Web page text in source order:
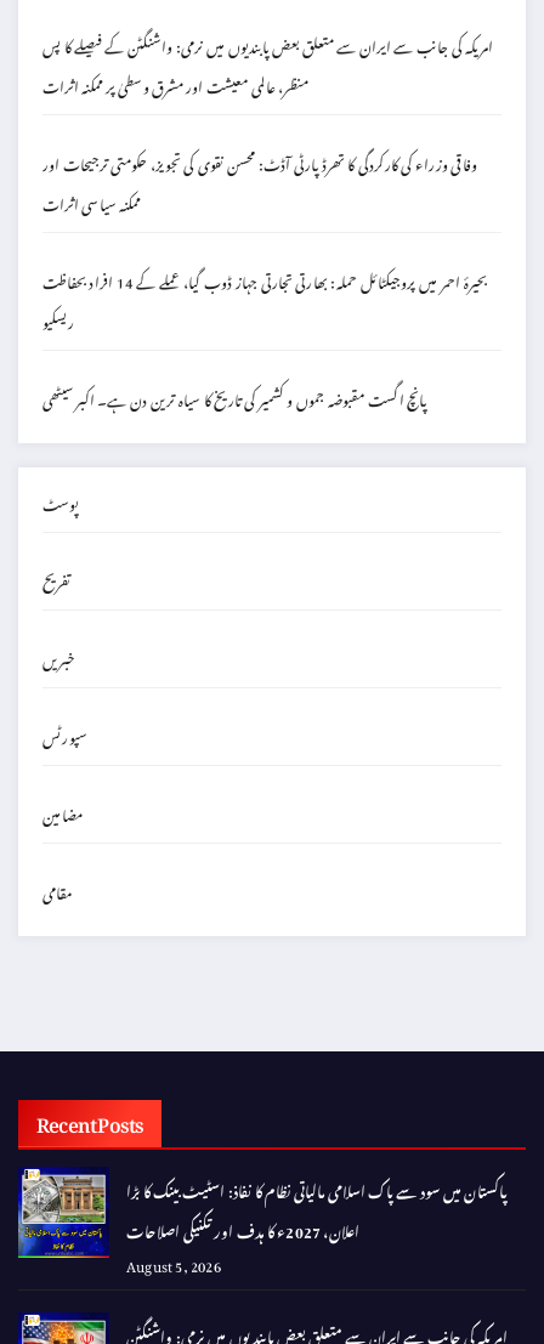
امریکہ کی جانب سے ایران سے متعلق بعض پابندیوں میں نرمی: واشنگٹن کے فیصلے کا پس
منظر، عالمی معیشت اور مشرق وسطیٰ پر ممکنہ اثرات
وفاقی وزراء کی کارکردگی کا تھرڈ پارٹی آڈٹ: محسن نقوی کی تجویز، حکومتی ترجیحات اور
ممکنہ سیاسی اثرات
بحیرۂ احمر میں پروجیکٹائل حملہ: بھارتی تجارتی جہاز ڈوب گیا، عملے کے 14 افراد بحفاظت
ریسکیو
پانچ اگست مقبوضہ جموں و کشمیر کی تاریخ کا سیاہ ترین دن ہے۔ اکبر سیٹھی
پوسٹ
تفریح
خبریں
سپورٹس
مضامین
مقامی
Recent Posts
پاکستان میں سود سے پاک اسلامی مالیاتی نظام کا نفاذ: اسٹیٹ بینک کا بڑا
اعلان، 2027ء کا ہدف اور تکنیکی اصلاحات
August 5, 2026
امریکہ کی جانب سے ایران سے متعلق بعض پابندیوں میں نرمی: واشنگٹن